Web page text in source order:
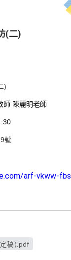
(二)
)
師 陳麗明老師
號
arf-vkww-fbs
稿).pdf